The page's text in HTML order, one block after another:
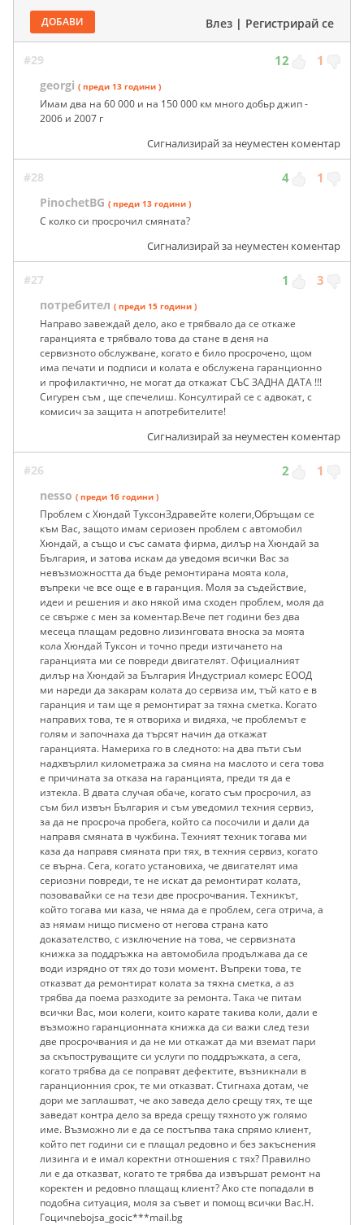
ДОБАВИ Влез | Регистрирай се
#29 12 1
georgi ( преди 13 години )
Имам два на 60 000 и на 150 000 км много добьр джип -
2006 и 2007 г
Сигнализирай за неуместен коментар
#28 4 1
PinochetBG ( преди 13 години )
С колко си просрочил смяната?
Сигнализирай за неуместен коментар
#27 1 3
потребител ( преди 15 години )
Направо завеждай дело, ако е трябвало да се откаже
гаранцията е трябвало това да стане в деня на
сервизното обслужване, когато е било просрочено, щом
има печати и подписи и колата е обслужена гаранционно
и профилактично, не могат да откажат СЪС ЗАДНА ДАТА !!!
Сигурен съм , ще спечелиш. Консултирай се с адвокат, с
комисич за защита н апотребителите!
Сигнализирай за неуместен коментар
#26 2 1
nesso ( преди 16 години )
Проблем с Хюндай ТуксонЗдравейте колеги,Обръщам се
към Вас, защото имам сериозен проблем с автомобил
Хюндай, а също и със самата фирма, дилър на Хюндай за
България, и затова искам да уведомя всички Вас за
невъзможността да бъде ремонтирана моята кола,
въпреки че все още е в гаранция. Моля за съдействие,
идеи и решения и ако някой има сходен проблем, моля да
се свърже с мен за коментар.Вече пет години без два
месеца плащам редовно лизинговата вноска за моята
кола Хюндай Туксон и точно преди изтичането на
гаранцията ми се повреди двигателят. Официалният
дилър на Хюндай за България Индустриал комерс ЕООД
ми нареди да закарам колата до сервиза им, тъй като е в
гаранция и там ще я ремонтират за тяхна сметка. Когато
направих това, те я отвориха и видяха, че проблемът е
голям и започнаха да търсят начин да откажат
гаранцията. Намериха го в следното: на два пъти съм
надхвърлил километража за смяна на маслото и сега това
е причината за отказа на гаранцията, преди тя да е
изтекла. В двата случая обаче, когато съм просрочил, аз
съм бил извън България и съм уведомил техния сервиз,
за да не просроча пробега, който са посочили и дали да
направя смяната в чужбина. Техният техник тогава ми
каза да направя смяната при тях, в техния сервиз, когато
се върна. Сега, когато установиха, че двигателят има
сериозни повреди, те не искат да ремонтират колата,
позовавайки се на тези две просрочвания. Техникът,
който тогава ми каза, че няма да е проблем, сега отрича, а
аз нямам нищо писмено от негова страна като
доказателство, с изключение на това, че сервизната
книжка за поддръжка на автомобила продължава да се
води изрядно от тях до този момент. Въпреки това, те
отказват да ремонтират колата за тяхна сметка, а аз
трябва да поема разходите за ремонта. Така че питам
всички Вас, мои колеги, които карате такива коли, дали е
възможно гаранционната книжка да си важи след тези
две просрочвания и да не ми откажат да ми вземат пари
за скъпоструващите си услуги по поддръжката, а сега,
когато трябва да се поправят дефектите, възникнали в
гаранционния срок, те ми отказват. Стигнаха дотам, че
дори ме заплашват, че ако заведа дело срещу тях, те ще
заведат контра дело за вреда срещу тяхното уж голямо
име. Възможно ли е да се постъпва така спрямо клиент,
който пет години си е плащал редовно и без закъснения
лизинга и е имал коректни отношения с тях? Правилно
ли е да отказват, когато те трябва да извършат ремонт на
коректен и редовно плащащ клиент? Ако сте попадали в
подобна ситуация, моля за съвет и помощ всички Вас.Н.
Гоцичnebojsa_gocic***mail.bg